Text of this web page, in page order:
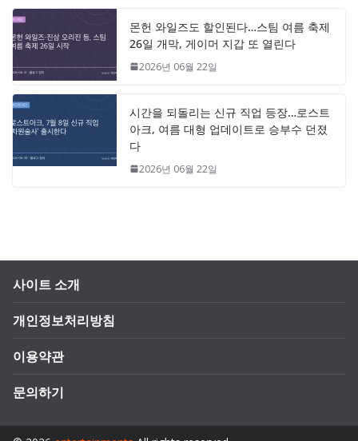
몬헌 와일즈도 할인된다…스팀 여름 축제
26일 개막, 게이머 지갑 또 열린다
2026년 06월 22일
시간을 되돌리는 신규 직업 등장…로스트
아크, 여름 대형 업데이트로 승부수 던졌
다
2026년 06월 22일
사이트 소개
개인정보처리방침
이용약관
문의하기